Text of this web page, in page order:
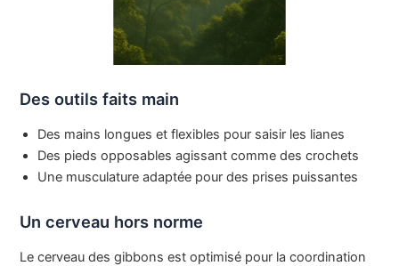
Des outils faits main
Des mains longues et flexibles pour saisir les lianes
Des pieds opposables agissant comme des crochets
Une musculature adaptée pour des prises puissantes
Un cerveau hors norme
Le cerveau des gibbons est optimisé pour la coordination